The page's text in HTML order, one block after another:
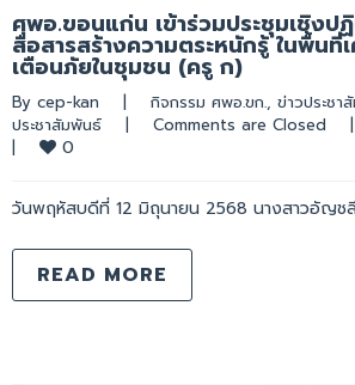
ศพอ.ขอนแก่น เข้าร่วมประชุมเชิงป
สื่อสารสร้างความตระหนักรู้ ในพื้นที่
เตือนภัยในชุมชน (ครู ก)
By cep-kan กิจกรรม ศพอ.ขก., ข่าวประชา
ประชาสัมพันธ์
Comments are Closed
0
วันพฤหัสบดีที่ 12 มิถุนายน 2568 นางสาวอัญ
READ MORE